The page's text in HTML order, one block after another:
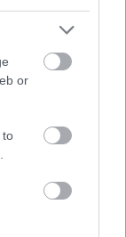
or
to